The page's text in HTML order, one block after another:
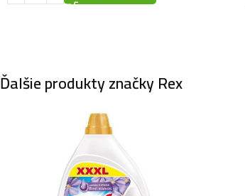
Ďalšie produkty značky Rex